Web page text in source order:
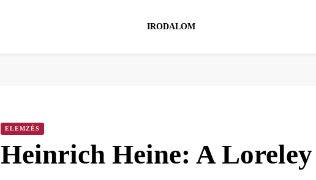
IRODALOM
ELEMZÉS
Heinrich Heine: A Loreley